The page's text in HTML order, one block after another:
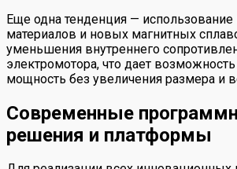
Еще одна тенденция —
материалов и новых магнитных
уменьшения внутреннего
электромотора, что дает
мощность без увеличения размера и
Современные
решения и платформы